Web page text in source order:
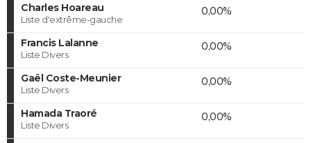
Charles Hoareau
Liste d'extrême-gauche
0,00%
Francis Lalanne
Liste Divers
0,00%
Gaël Coste-Meunier
Liste Divers
0,00%
Hamada Traoré
Liste Divers
0,00%